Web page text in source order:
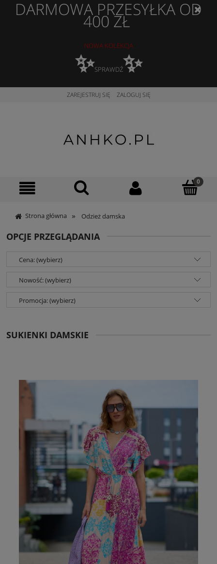
DARMOWA PRZESYŁKA OD
400 ZŁ
NOWA KOLEKCJA
✨SPRAWDŹ✨
ZAREJESTRUJ SIĘ ZALOGUJ SIĘ
Strona główna » Odzież damska
OPCJE PRZEGLĄDANIA
Cena: (wybierz)
Nowość: (wybierz)
Promocja: (wybierz)
SUKIENKI DAMSKIE